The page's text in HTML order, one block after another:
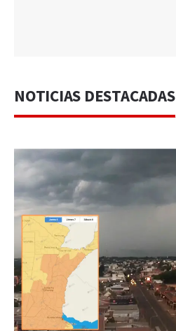
NOTICIAS DESTACADAS